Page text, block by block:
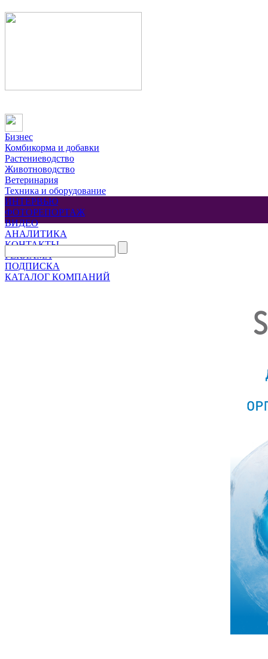
Бизнес
Комбикорма и добавки
Растениеводство
Животноводство
Ветеринария
Техника и оборудование
ИНТЕРВЬЮ
ФОТОРЕПОРТАЖ
ВИДЕО
АНАЛИТИКА
КОНТАКТЫ
РЕКЛАМА
ПОДПИСКА
КАТАЛОГ КОМПАНИЙ